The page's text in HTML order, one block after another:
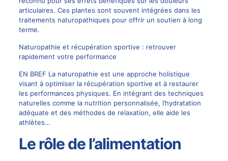
articulaires. Ces plantes sont souvent intégrées dans les
traitements naturopathiques pour offrir un soutien à long
terme.
Naturopathie et récupération sportive : retrouver
rapidement votre performance
EN BREF La naturopathie est une approche holistique
visant à optimiser la récupération sportive et à restaurer
les performances physiques. En intégrant des techniques
naturelles comme la nutrition personnalisée, l’hydratation
adéquate et des méthodes de relaxation, elle aide les
athlètes…
Le rôle de l’alimentation